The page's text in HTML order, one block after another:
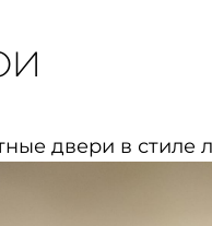
двери в стиле